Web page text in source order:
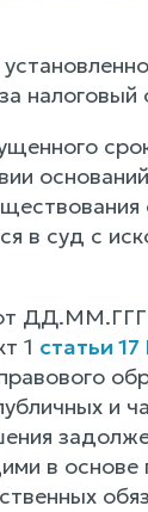
в суд с
от
1 статьи
и
в основе